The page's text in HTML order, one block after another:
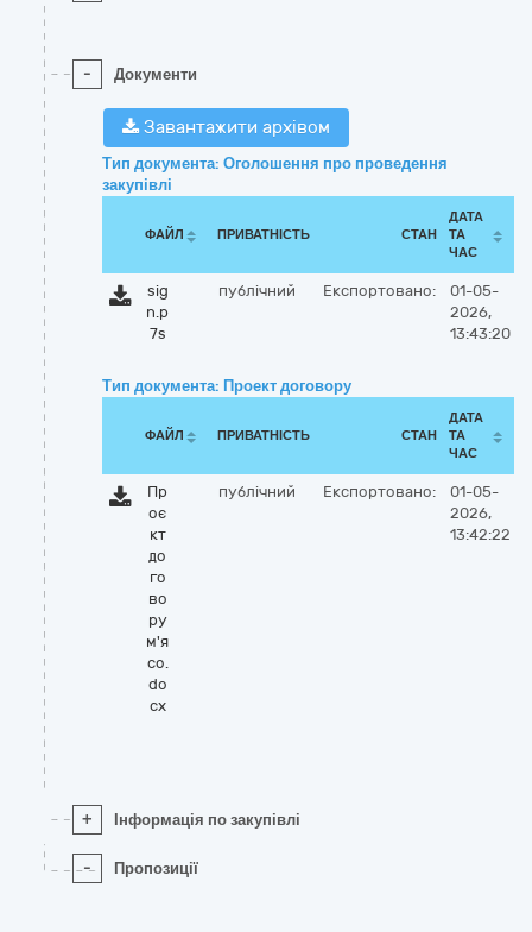
- Документи
Завантажити архівом
Тип документа: Оголошення про проведення
закупівлі
ФАЙЛ ПРИВАТНІСТЬ СТАН
ДАТА
ТА
ЧАС
sig
n.p
7s
публічний Експортовано:
01-05-
2026,
13:43:20
Тип документа: Проект договору
ФАЙЛ ПРИВАТНІСТЬ СТАН
ДАТА
ТА
ЧАС
Пр
оє
кт
до
го
во
ру
м'я
со.
do
cx
публічний Експортовано:
01-05-
2026,
13:42:22
+ Інформація по закупівлі
- Пропозиції